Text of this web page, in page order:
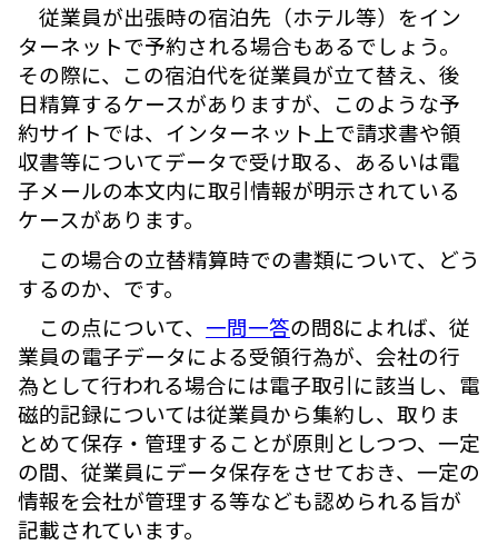
従業員が出張時の宿泊先（ホテル等）をイン
ターネットで予約される場合もあるでしょう。
その際に、この宿泊代を従業員が立て替え、後
日精算するケースがありますが、このような予
約サイトでは、インターネット上で請求書や領
収書等についてデータで受け取る、あるいは電
子メールの本文内に取引情報が明示されている
ケースがあります。
この場合の立替精算時での書類について、どう
するのか、です。
この点について、 一問一答の問8によれば、従
業員の電子データによる受領行為が、会社の行
為として行われる場合には電子取引に該当し、電
磁的記録については従業員から集約し、取りま
とめて保存・管理することが原則としつつ、一定
の間、従業員にデータ保存をさせておき、一定の
情報を会社が管理する等なども認められる旨が
記載されています。